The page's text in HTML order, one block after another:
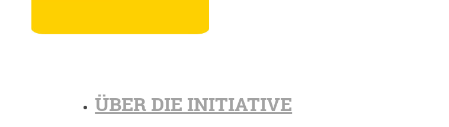
ÜBER DIE INITIATIVE